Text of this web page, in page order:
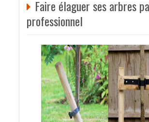
Faire élaguer ses arbres
professionnel